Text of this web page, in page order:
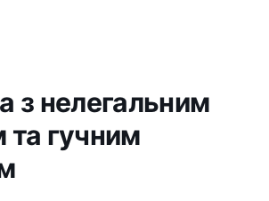
з нелегальним
гучним